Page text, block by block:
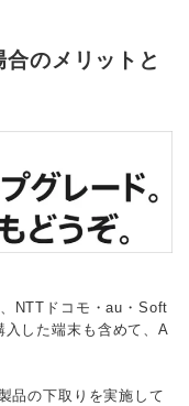
のメリットと
NTTドコモ・au・Soft
入した端末も含めて、A
品の下取りを実施して